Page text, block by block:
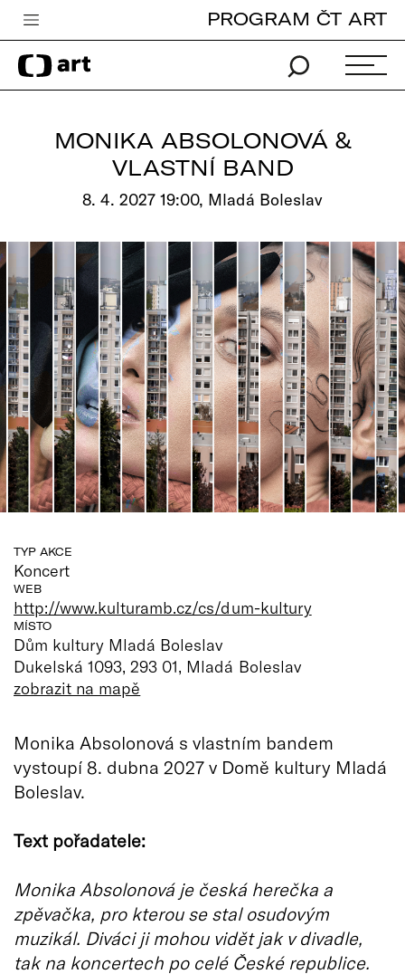
Česká televize
Zpravodajství
TV program
Vše o ČT
PROGRAM ČT ART
MONIKA ABSOLONOVÁ &
VLASTNÍ BAND
8. 4. 2027 19:00, Mladá Boleslav
TYP AKCE
Koncert
WEB
http://www.kulturamb.cz/cs/dum-kultury
MÍSTO
Dům kultury Mladá Boleslav
Dukelská 1093, 293 01, Mladá Boleslav
zobrazit na mapě
Monika Absolonová s vlastním bandem
vystoupí 8. dubna 2027 v Domě kultury Mladá
Boleslav.
Text pořadatele:
Monika Absolonová je česká herečka a
zpěvačka, pro kterou se stal osudovým
muzikál. Diváci ji mohou vidět jak v divadle,
tak na koncertech po celé České republice.